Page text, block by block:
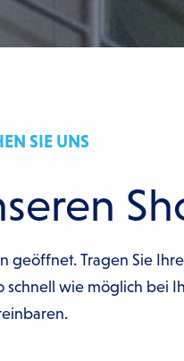
SIE UNS
geöffnet. Tragen Sie
schnell wie möglich bei